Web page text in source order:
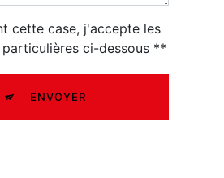
cette case, j'accepte les
ci-dessous **
ENVOYER